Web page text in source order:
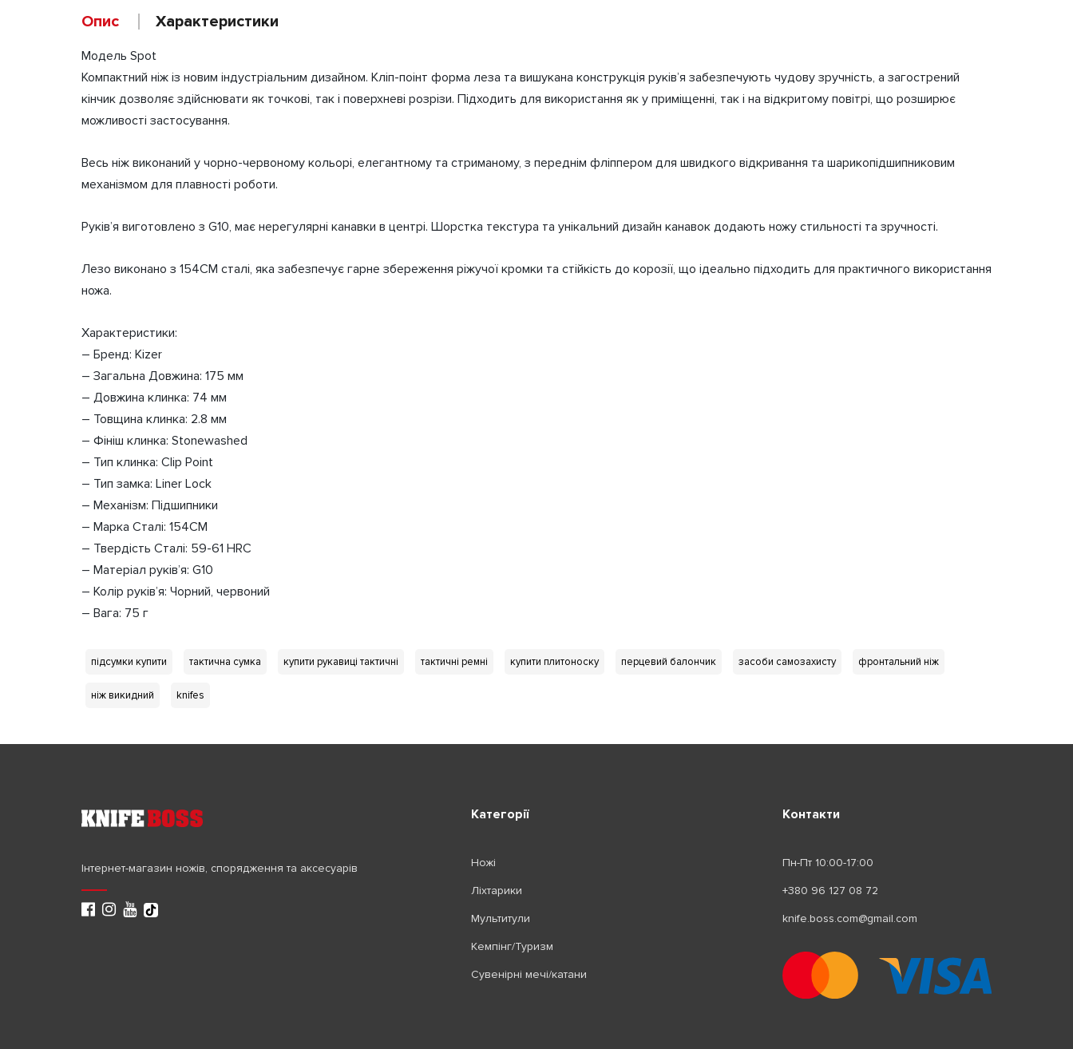
Опис Характеристики
Модель Spot
Компактний ніж із новим індустріальним дизайном. Кліп-поінт форма леза та вишукана конструкція руків’я забезпечують чудову зручність, а загострений
кінчик дозволяє здійснювати як точкові, так і поверхневі розрізи. Підходить для використання як у приміщенні, так і на відкритому повітрі, що розширює
можливості застосування.
Весь ніж виконаний у чорно-червоному кольорі, елегантному та стриманому, з переднім фліппером для швидкого відкривання та шарикопідшипниковим
механізмом для плавності роботи.
Руків’я виготовлено з G10, має нерегулярні канавки в центрі. Шорстка текстура та унікальний дизайн канавок додають ножу стильності та зручності.
Лезо виконано з 154CM сталі, яка забезпечує гарне збереження ріжучої кромки та стійкість до корозії, що ідеально підходить для практичного використання
ножа.
Характеристики:
– Бренд: Kizer
– Загальна Довжина: 175 мм
– Довжина клинка: 74 мм
– Товщина клинка: 2.8 мм
– Фініш клинка: Stonewashed
– Тип клинка: Clip Point
– Тип замка: Liner Lock
– Механізм: Підшипники
– Марка Сталі: 154CM
– Твердість Сталі: 59-61 HRC
– Матеріал руків’я: G10
– Колір руків’я: Чорний, червоний
– Вага: 75 г
Weight
Dimensions 16 × 10 × 3 см
Бренд
підсумки купити тактична сумка купити рукавиці тактичні тактичні ремні купити плитоноску перцевий балончик засоби самозахисту фронтальний ніж
ніж викидний knifes
Інтернет-магазин ножів, спорядження та аксесуарів
Категорії
Ножі
Ліхтарики
Мультитули
Кемпінг/Туризм
Сувенірні мечі/катани
Контакти
Пн-Пт 10:00-17:00
+380 96 127 08 72
knife.boss.com@gmail.com